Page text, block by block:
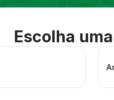
Escolha